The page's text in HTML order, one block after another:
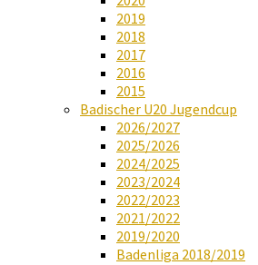
2019
2018
2017
2016
2015
Badischer U20 Jugendcup
2026/2027
2025/2026
2024/2025
2023/2024
2022/2023
2021/2022
2019/2020
Badenliga 2018/2019